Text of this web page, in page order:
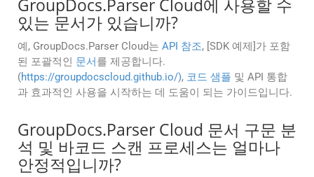
GroupDocs.Parser Cloud에 사용할 수
있는 문서가 있습니까?
예, GroupDocs.Parser Cloud는 API 참조, [SDK 예제]가 포함
된 포괄적인 문서를 제공합니다.
(https://groupdocscloud.github.io/), 코드 샘플 및 API 통합
과 효과적인 사용을 시작하는 데 도움이 되는 가이드입니다.
GroupDocs.Parser Cloud 문서 구문 분
석 및 바코드 스캔 프로세스는 얼마나
안정적입니까?